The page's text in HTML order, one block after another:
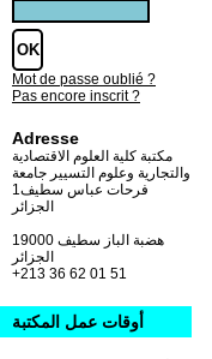
Mot de passe oublié ?
Pas encore inscrit ?
Adresse
مكتبة كلية العلوم الاقتصادية
والتجارية وعلوم التسيير جامعة
فرحات عباس سطيف1
الجزائر
19000 هضبة الباز سطيف
+213 36 62 01 51
أوقات عمل المكتبة